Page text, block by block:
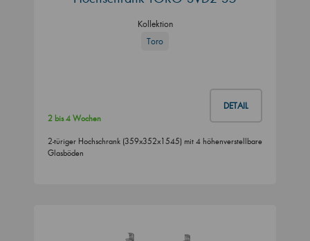
Kollektion
Toro
DETAIL
2 bis 4 Wochen
2-türiger Hochschrank (359x352x1545) mit 4 höhenverstellbare
Glasböden